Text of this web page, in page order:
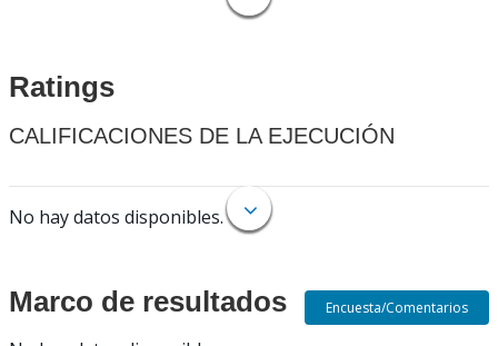
Ratings
CALIFICACIONES DE LA EJECUCIÓN
No hay datos disponibles.
Marco de resultados Encuesta/Comentarios